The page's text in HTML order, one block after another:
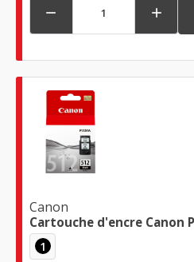
 
Canon
Cartouche d'encre Canon
1